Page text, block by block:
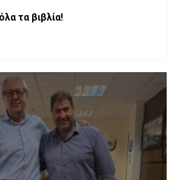
τα βιβλία!